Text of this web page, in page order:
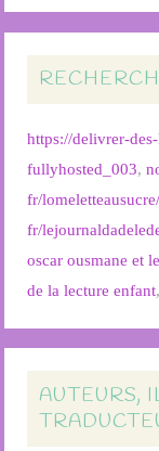
https://delivrer-
fullyhosted_003,
fr/lomeletteausucre/
fr/
oscar ousmane et
de la lecture enfant
AUTEURS,